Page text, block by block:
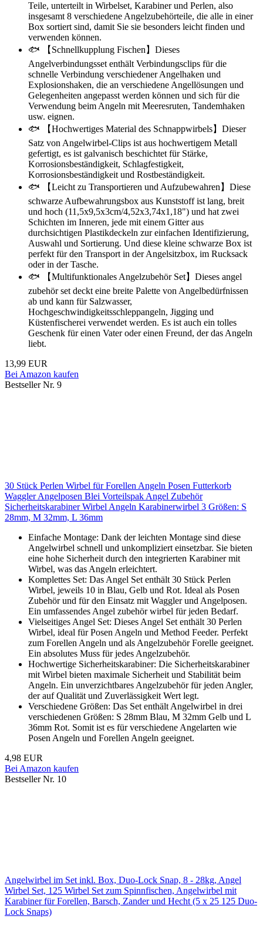
Teile, unterteilt in Wirbelset, Karabiner und Perlen, also
insgesamt 8 verschiedene Angelzubehörteile, die alle in einer
Box sortiert sind, damit Sie sie besonders leicht finden und
verwenden können.
🐟 【Schnellkupplung Fischen】Dieses
Angelverbindungsset enthält Verbindungsclips für die
schnelle Verbindung verschiedener Angelhaken und
Explosionshaken, die an verschiedene Angellösungen und
Gelegenheiten angepasst werden können und sich für die
Verwendung beim Angeln mit Meeresruten, Tandemhaken
usw. eignen.
🐟 【Hochwertiges Material des Schnappwirbels】Dieser
Satz von Angelwirbel-Clips ist aus hochwertigem Metall
gefertigt, es ist galvanisch beschichtet für Stärke,
Korrosionsbeständigkeit, Schlagfestigkeit,
Korrosionsbeständigkeit und Rostbeständigkeit.
🐟 【Leicht zu Transportieren und Aufzubewahren】Diese
schwarze Aufbewahrungsbox aus Kunststoff ist lang, breit
und hoch (11,5x9,5x3cm/4,52x3,74x1,18") und hat zwei
Schichten im Inneren, jede mit einem Gitter aus
durchsichtigen Plastikdeckeln zur einfachen Identifizierung,
Auswahl und Sortierung. Und diese kleine schwarze Box ist
perfekt für den Transport in der Angelsitzbox, im Rucksack
oder in der Tasche.
🐟 【Multifunktionales Angelzubehör Set】Dieses angel
zubehör set deckt eine breite Palette von Angelbedürfnissen
ab und kann für Salzwasser,
Hochgeschwindigkeitsschleppangeln, Jigging und
Küstenfischerei verwendet werden. Es ist auch ein tolles
Geschenk für einen Vater oder einen Freund, der das Angeln
liebt.
13,99 EUR
Bei Amazon kaufen
Bestseller Nr. 9
30 Stück Perlen Wirbel für Forellen Angeln Posen Futterkorb
Waggler Angelposen Blei Vorteilspak Angel Zubehör
Sicherheitskarabiner Wirbel Angeln Karabinerwirbel 3 Größen: S
28mm, M 32mm, L 36mm
Einfache Montage: Dank der leichten Montage sind diese
Angelwirbel schnell und unkompliziert einsetzbar. Sie bieten
eine hohe Sicherheit durch den integrierten Karabiner mit
Wirbel, was das Angeln erleichtert.
Komplettes Set: Das Angel Set enthält 30 Stück Perlen
Wirbel, jeweils 10 in Blau, Gelb und Rot. Ideal als Posen
Zubehör und für den Einsatz mit Waggler und Angelposen.
Ein umfassendes Angel zubehör wirbel für jeden Bedarf.
Vielseitiges Angel Set: Dieses Angel Set enthält 30 Perlen
Wirbel, ideal für Posen Angeln und Method Feeder. Perfekt
zum Forellen Angeln und als Angelzubehör Forelle geeignet.
Ein absolutes Muss für jedes Angelzubehör.
Hochwertige Sicherheitskarabiner: Die Sicherheitskarabiner
mit Wirbel bieten maximale Sicherheit und Stabilität beim
Angeln. Ein unverzichtbares Angelzubehör für jeden Angler,
der auf Qualität und Zuverlässigkeit Wert legt.
Verschiedene Größen: Das Set enthält Angelwirbel in drei
verschiedenen Größen: S 28mm Blau, M 32mm Gelb und L
36mm Rot. Somit ist es für verschiedene Angelarten wie
Posen Angeln und Forellen Angeln geeignet.
4,98 EUR
Bei Amazon kaufen
Bestseller Nr. 10
Angelwirbel im Set inkl. Box, Duo-Lock Snap, 8 - 28kg, Angel
Wirbel Set, 125 Wirbel Set zum Spinnfischen, Angelwirbel mit
Karabiner für Forellen, Barsch, Zander und Hecht (5 x 25 125 Duo-
Lock Snaps)